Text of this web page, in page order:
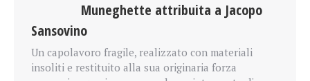
Muneghette attribuita a Jacopo
Sansovino
Un capolavoro fragile, realizzato con materiali
insoliti e restituito alla sua originaria forza